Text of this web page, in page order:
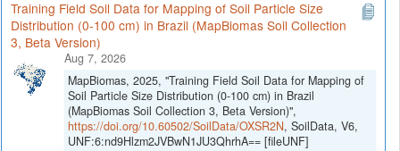
Training Field Soil Data for Mapping of Soil Particle Size
Distribution (0-100 cm) in Brazil (MapBiomas Soil Collection
3, Beta Version)
Aug 7, 2026
MapBiomas, 2025, "Training Field Soil Data for Mapping of
Soil Particle Size Distribution (0-100 cm) in Brazil
(MapBiomas Soil Collection 3, Beta Version)",
https://doi.org/10.60502/SoilData/OXSR2N, SoilData, V6,
UNF:6:nd9Hlzm2JVBwN1JU3QhrhA== [fileUNF]